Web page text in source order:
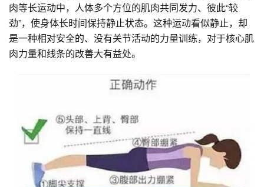
肉等长运动中，人体多个方位的肌肉共同发力、彼此“较
劲”，使身体长时间保持静止状态。这种运动看似静止，却
是一种相对安全的、没有关节活动的力量训练，对于核心肌
肉力量和线条的改善大有益处。